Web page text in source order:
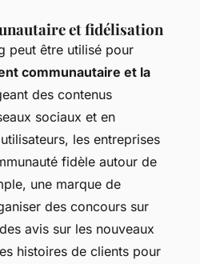
et fidélisation
peut être utilisé pour
communautaire et la
des contenus
sociaux et en
les entreprises
fidèle autour de
une marque de
des concours sur
avis sur les nouveaux
histoires de clients pour